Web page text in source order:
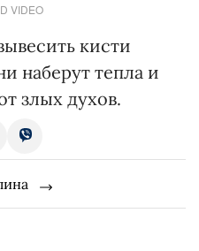
VIDEO
кисти
наберут тепла и
злых духов.